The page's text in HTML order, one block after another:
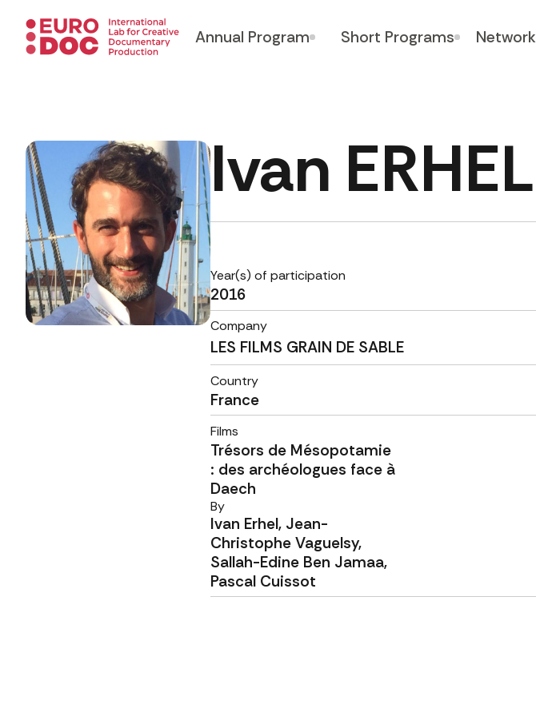
Annual Program Short Programs Network
Ivan ERHEL
Year(s) of participation
2016
Company
LES FILMS GRAIN DE SABLE
Country
France
Films
Trésors de Mésopotamie
: des archéologues face à
Daech
By
Ivan Erhel, Jean-
Christophe Vaguelsy,
Sallah-Edine Ben Jamaa,
Pascal Cuissot